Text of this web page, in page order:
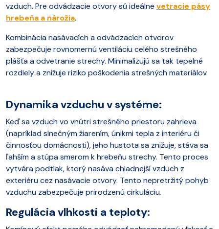
vzduch. Pre odvádzacie otvory sú ideálne vetracie pásy
hrebeňa a nárožia.
Kombinácia nasávacích a odvádzacích otvorov
zabezpečuje rovnomernú ventiláciu celého strešného
plášťa a odvetranie strechy. Minimalizujú sa tak tepelné
rozdiely a znižuje riziko poškodenia strešných materiálov.
Dynamika vzduchu v systéme:
Keď sa vzduch vo vnútri strešného priestoru zahrieva
(napríklad slnečným žiarením, únikmi tepla z interiéru či
činnosťou domácnosti), jeho hustota sa znižuje, stáva sa
ľahším a stúpa smerom k hrebeňu strechy. Tento proces
vytvára podtlak, ktorý nasáva chladnejší vzduch z
exteriéru cez nasávacie otvory. Tento nepretržitý pohyb
vzduchu zabezpečuje prirodzenú cirkuláciu.
Regulácia vlhkosti a teploty: